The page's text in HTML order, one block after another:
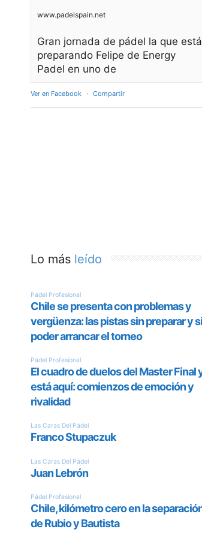
www.padelspain.net
Gran jornada de pádel la que está
preparando Felipe de Energy
Padel en uno de
Ver en Facebook · Compartir
Lo más leído